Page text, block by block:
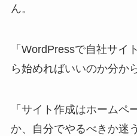
ん。
「WordPressで自社サイ
ら始めればいいのか分か
「サイト作成はホームペ
か、自分でやるべきか迷